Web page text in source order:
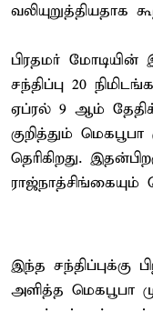
வலியுறுத்தியதாக
பிரதமர்
சந்திப்பு 20
ஏப்ரல் 9 ஆம்
குறித்தும்
தெரிகிறது.
ராஜ்நாத்சிங்கையும்
இந்த சந்திப்புக்கு
அளித்த மெகபூபா